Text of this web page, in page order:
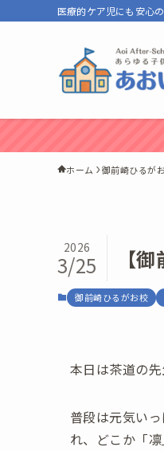
医療的ケア児にも安心
ホーム 御前崎ひるが
【
2026
3/25
御前崎ひるがお校
本日は茶道の
普段は元気い
れ、どこか「